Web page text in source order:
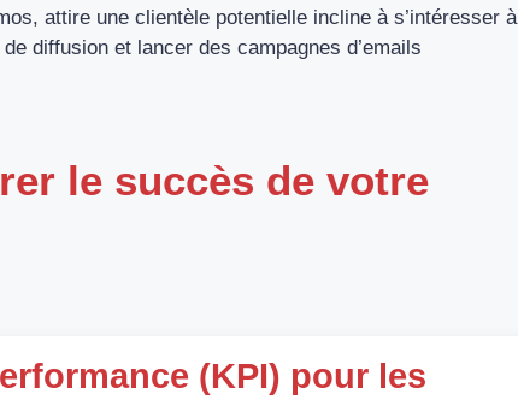
attire une clientèle potentielle incline à s’intéresser à
diffusion et lancer des campagnes d’emails
le succès de votre
(KPI) pour les